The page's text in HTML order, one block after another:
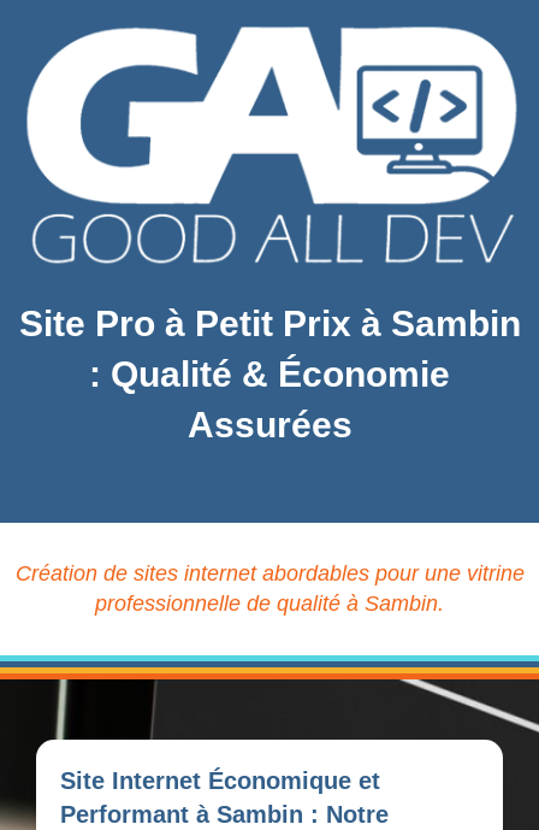
Site Pro à Petit Prix à Sambin
: Qualité & Économie
Assurées
Création de sites internet abordables pour une vitrine
professionnelle de qualité à Sambin.
Site Internet Économique et
Performant à Sambin : Notre